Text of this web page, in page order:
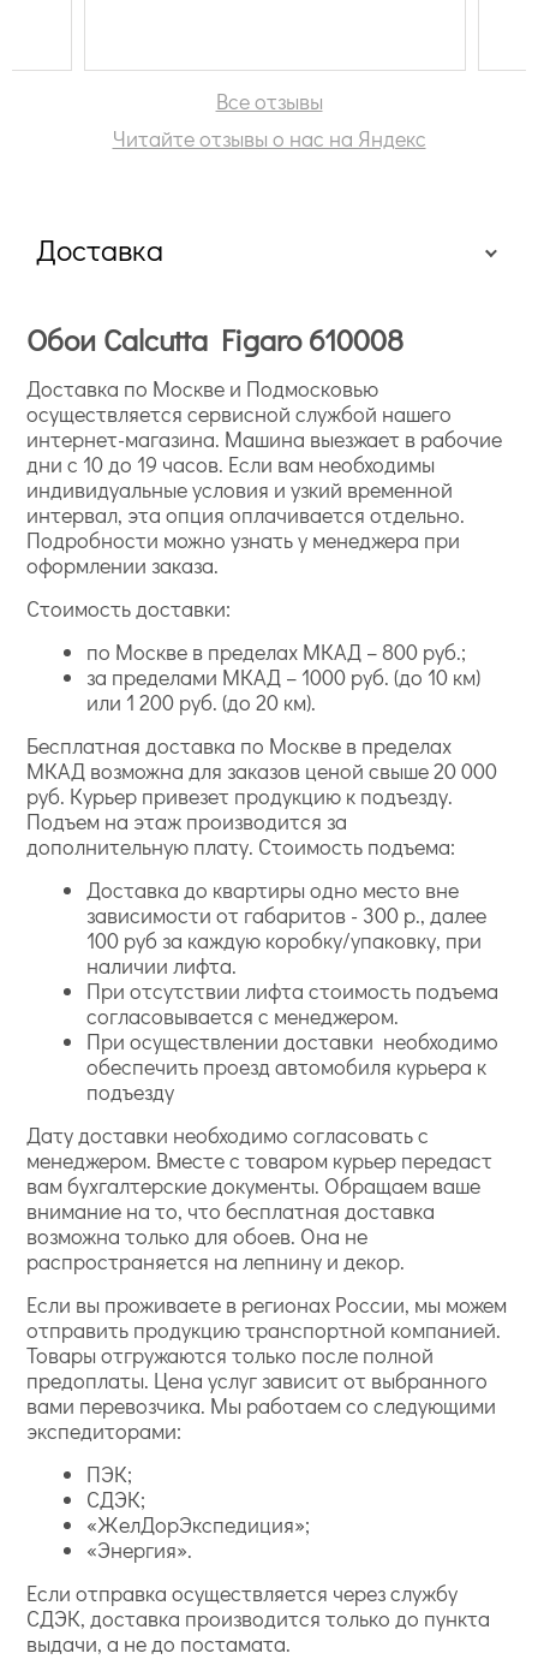
выбор. В общем, выбрал, купил,
доставили через день домой. Дали
клей в подарок. А еще в магазине
обустроена кофейная зона, ведь
Все отзывы
Читайте отзывы о нас на Яндекс
Доставка
Обои Calcutta Figaro 610008
Доставка по Москве и Подмосковью
осуществляется сервисной службой нашего
интернет-магазина. Машина выезжает в рабочие
дни с 10 до 19 часов. Если вам необходимы
индивидуальные условия и узкий временной
интервал, эта опция оплачивается отдельно.
Подробности можно узнать у менеджера при
оформлении заказа.
Стоимость доставки:
по Москве в пределах МКАД – 800 руб.;
за пределами МКАД – 1000 руб. (до 10 км)
или 1 200 руб. (до 20 км).
Бесплатная доставка по Москве в пределах
МКАД возможна для заказов ценой свыше 20 000
руб. Курьер привезет продукцию к подъезду.
Подъем на этаж производится за
дополнительную плату. Стоимость подъема:
Доставка до квартиры одно место вне
зависимости от габаритов - 300 р., далее
100 руб за каждую коробку/упаковку, при
наличии лифта.
При отсутствии лифта стоимость подъема
согласовывается с менеджером.
При осуществлении доставки необходимо
обеспечить проезд автомобиля курьера к
подъезду
Дату доставки необходимо согласовать с
менеджером. Вместе с товаром курьер передаст
вам бухгалтерские документы. Обращаем ваше
внимание на то, что бесплатная доставка
возможна только для обоев. Она не
распространяется на лепнину и декор.
Если вы проживаете в регионах России, мы можем
отправить продукцию транспортной компанией.
Товары отгружаются только после полной
предоплаты. Цена услуг зависит от выбранного
вами перевозчика. Мы работаем со следующими
экспедиторами:
ПЭК;
СДЭК;
«ЖелДорЭкспедиция»;
«Энергия».
Если отправка осуществляется через службу
СДЭК, доставка производится только до пункта
выдачи, а не до постамата.